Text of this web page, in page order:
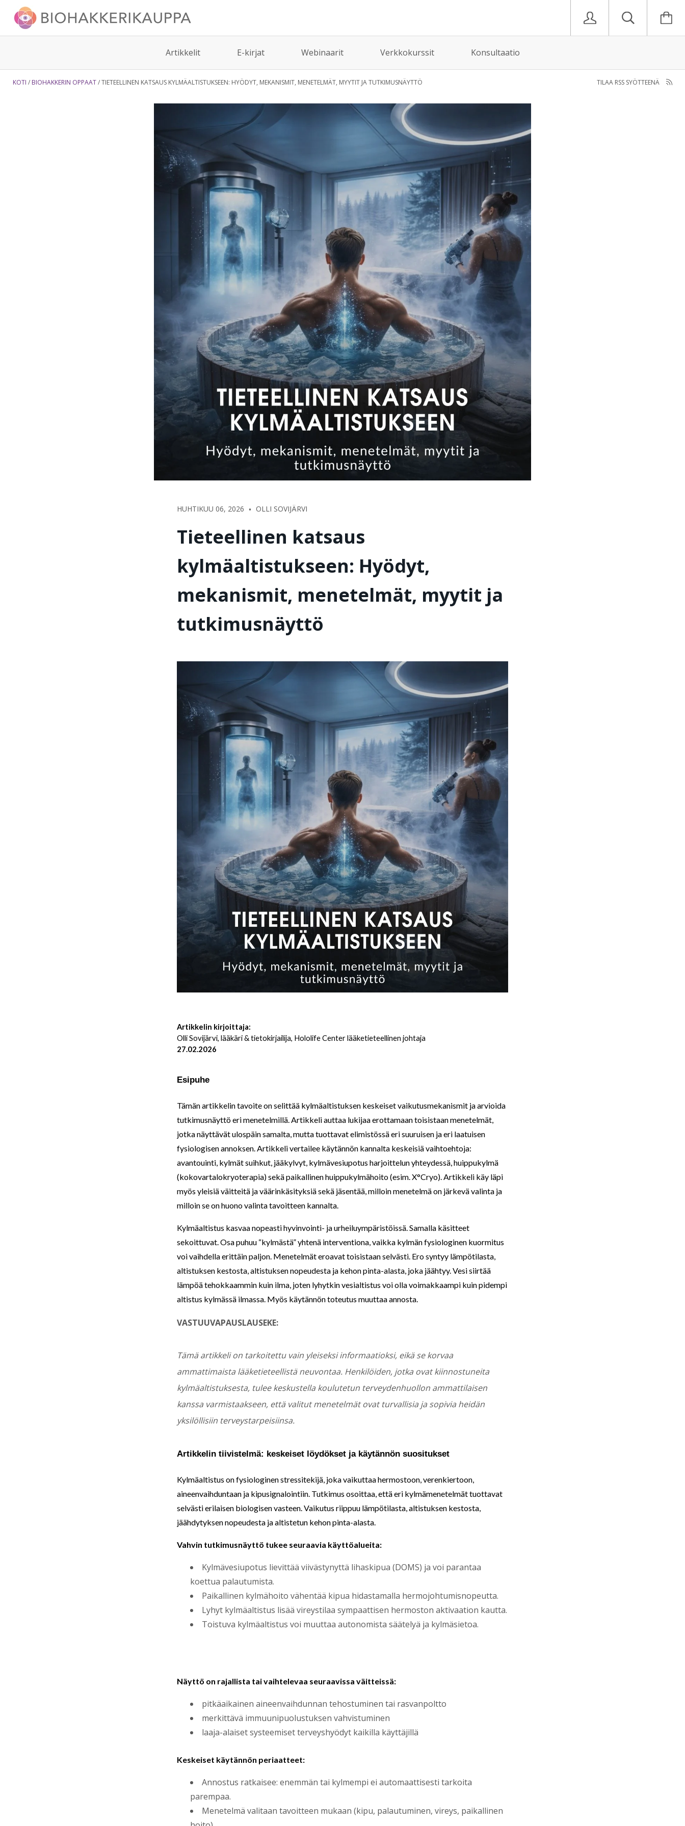
Artikkelit E-kirjat Webinaarit Verkkokurssit Konsultaatio
KOTI BIOHAKKERIN OPPAAT TIETEELLINEN KATSAUS KYLMÄALTISTUKSEEN: HYÖDYT, MEKANISMIT, MENETELMÄT, MYYTIT JA TUTKIMUSNÄYTTÖ TILAA RSS SYÖTTEENÄ
HUHTIKUU 06, 2026 • OLLI SOVIJÄRVI
Tieteellinen katsaus
kylmäaltistukseen: Hyödyt,
mekanismit, menetelmät, myytit ja
tutkimusnäyttö
Artikkelin kirjoittaja:
Olli Sovijärvi, lääkäri & tietokirjailija, Hololife Center lääketieteellinen johtaja
27.02.2026
Esipuhe
Tämän artikkelin tavoite on selittää kylmäaltistuksen keskeiset vaikutusmekanismit ja arvioida
tutkimusnäyttö eri menetelmillä. Artikkeli auttaa lukijaa erottamaan toisistaan menetelmät,
jotka näyttävät ulospäin samalta, mutta tuottavat elimistössä eri suuruisen ja eri laatuisen
fysiologisen annoksen. Artikkeli vertailee käytännön kannalta keskeisiä vaihtoehtoja:
avantouinti, kylmät suihkut, jääkylvyt, kylmävesiupotus harjoittelun yhteydessä, huippukylmä
(kokovartalokryoterapia) sekä paikallinen huippukylmähoito (esim. X°Cryo). Artikkeli käy läpi
myös yleisiä väitteitä ja väärinkäsityksiä sekä jäsentää, milloin menetelmä on järkevä valinta ja
milloin se on huono valinta tavoitteen kannalta.
Kylmäaltistus kasvaa nopeasti hyvinvointi- ja urheiluympäristöissä. Samalla käsitteet
sekoittuvat. Osa puhuu “kylmästä” yhtenä interventiona, vaikka kylmän fysiologinen kuormitus
voi vaihdella erittäin paljon. Menetelmät eroavat toisistaan selvästi. Ero syntyy lämpötilasta,
altistuksen kestosta, altistuksen nopeudesta ja kehon pinta-alasta, joka jäähtyy. Vesi siirtää
lämpöä tehokkaammin kuin ilma, joten lyhytkin vesialtistus voi olla voimakkaampi kuin pidempi
altistus kylmässä ilmassa. Myös käytännön toteutus muuttaa annosta.
VASTUUVAPAUSLAUSEKE:
Tämä artikkeli on tarkoitettu vain yleiseksi informaatioksi, eikä se korvaa
ammattimaista lääketieteellistä neuvontaa. Henkilöiden, jotka ovat kiinnostuneita
kylmäaltistuksesta, tulee keskustella koulutetun terveydenhuollon ammattilaisen
kanssa varmistaakseen, että valitut menetelmät ovat turvallisia ja sopivia heidän
yksilöllisiin terveystarpeisiinsa.
Artikkelin tiivistelmä: keskeiset löydökset ja käytännön suositukset
Kylmäaltistus on fysiologinen stressitekijä, joka vaikuttaa hermostoon, verenkiertoon,
aineenvaihduntaan ja kipusignalointiin. Tutkimus osoittaa, että eri kylmämenetelmät tuottavat
selvästi erilaisen biologisen vasteen. Vaikutus riippuu lämpötilasta, altistuksen kestosta,
jäähdytyksen nopeudesta ja altistetun kehon pinta-alasta.
Vahvin tutkimusnäyttö tukee seuraavia käyttöalueita:
Kylmävesiupotus lievittää viivästynyttä lihaskipua (DOMS) ja voi parantaa
koettua palautumista.
Paikallinen kylmähoito vähentää kipua hidastamalla hermojohtumisnopeutta.
Lyhyt kylmäaltistus lisää vireystilaa sympaattisen hermoston aktivaation kautta.
Toistuva kylmäaltistus voi muuttaa autonomista säätelyä ja kylmäsietoa.
Näyttö on rajallista tai vaihtelevaa seuraavissa väitteissä:
pitkäaikainen aineenvaihdunnan tehostuminen tai rasvanpoltto
merkittävä immuunipuolustuksen vahvistuminen
laaja-alaiset systeemiset terveyshyödyt kaikilla käyttäjillä
Keskeiset käytännön periaatteet:
Annostus ratkaisee: enemmän tai kylmempi ei automaattisesti tarkoita
parempaa.
Menetelmä valitaan tavoitteen mukaan (kipu, palautuminen, vireys, paikallinen